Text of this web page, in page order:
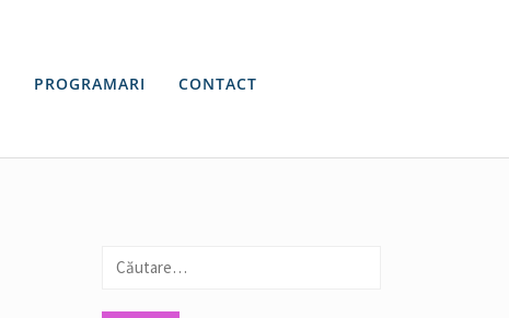
PROGRAMARI CONTACT
Caută